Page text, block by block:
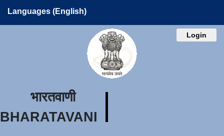
Languages (English)
Login
भारतवाणी
BHARATAVANI